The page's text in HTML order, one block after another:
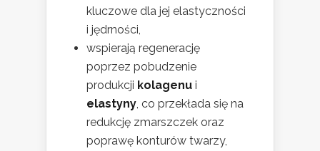
kluczowe dla jej elastyczności
i jędrności,
wspierają regenerację
poprzez pobudzenie
produkcji kolagenu i
elastyny , co przekłada się na
redukcję zmarszczek oraz
poprawę konturów twarzy,